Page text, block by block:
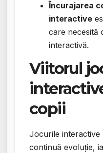
Încurajarea
interactive
care necesită
interactivă.
Viitorul
copii
Jocurile
continuă evoluție,